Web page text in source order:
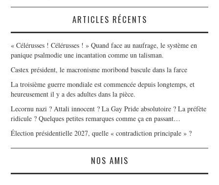
ARTICLES RÉCENTS
« Célérusses ! Célérusses ! » Quand face au naufrage, le système en
panique psalmodie une incantation comme un talisman.
Castex président, le macronisme moribond bascule dans la farce
La troisième guerre mondiale est commencée depuis longtemps, et
heureusement il y a des adultes dans la pièce.
Lecornu nazi ? Attali innocent ? La Gay Pride absolutoire ? La préfète
ridicule ? Quelques petites remarques comme ça en passant…
Élection présidentielle 2027, quelle « contradiction principale » ?
NOS AMIS